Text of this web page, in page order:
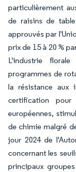
particulièrement
de raisins de
approuvés par
prix de 15 à 20 %
L'industrie
programmes de
la résistance aux
certification
européennes,
de chimie malgré
jour 2024 de
concernant les
principaux